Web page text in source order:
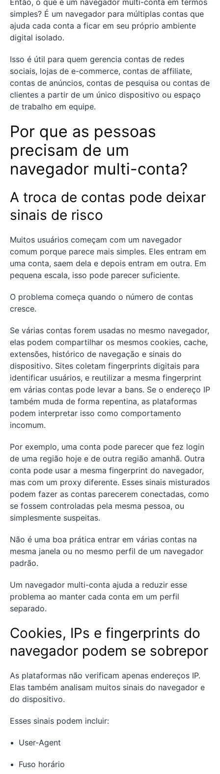
Então, o que é um navegador multi-conta em termos
simples? É um navegador para múltiplas contas que
ajuda cada conta a ficar em seu próprio ambiente
digital isolado.
Isso é útil para quem gerencia contas de redes
sociais, lojas de e-commerce, contas de affiliate,
contas de anúncios, contas de pesquisa ou contas de
clientes a partir de um único dispositivo ou espaço
de trabalho em equipe.
Por que as pessoas
precisam de um
navegador multi-conta?
A troca de contas pode deixar
sinais de risco
Muitos usuários começam com um navegador
comum porque parece mais simples. Eles entram em
uma conta, saem dela e depois entram em outra. Em
pequena escala, isso pode parecer suficiente.
O problema começa quando o número de contas
cresce.
Se várias contas forem usadas no mesmo navegador,
elas podem compartilhar os mesmos cookies, cache,
extensões, histórico de navegação e sinais do
dispositivo. Sites coletam fingerprints digitais para
identificar usuários, e reutilizar a mesma fingerprint
em várias contas pode levar a bans. Se o endereço IP
também muda de forma repentina, as plataformas
podem interpretar isso como comportamento
incomum.
Por exemplo, uma conta pode parecer que fez login
de uma região hoje e de outra região amanhã. Outra
conta pode usar a mesma fingerprint do navegador,
mas com um proxy diferente. Esses sinais misturados
podem fazer as contas parecerem conectadas, como
se fossem controladas pela mesma pessoa, ou
simplesmente suspeitas.
Não é uma boa prática entrar em várias contas na
mesma janela ou no mesmo perfil de um navegador
padrão.
Um navegador multi-conta ajuda a reduzir esse
problema ao manter cada conta em um perfil
separado.
Cookies, IPs e fingerprints do
navegador podem se sobrepor
As plataformas não verificam apenas endereços IP.
Elas também analisam muitos sinais do navegador e
do dispositivo.
Esses sinais podem incluir:
User-Agent
Fuso horário